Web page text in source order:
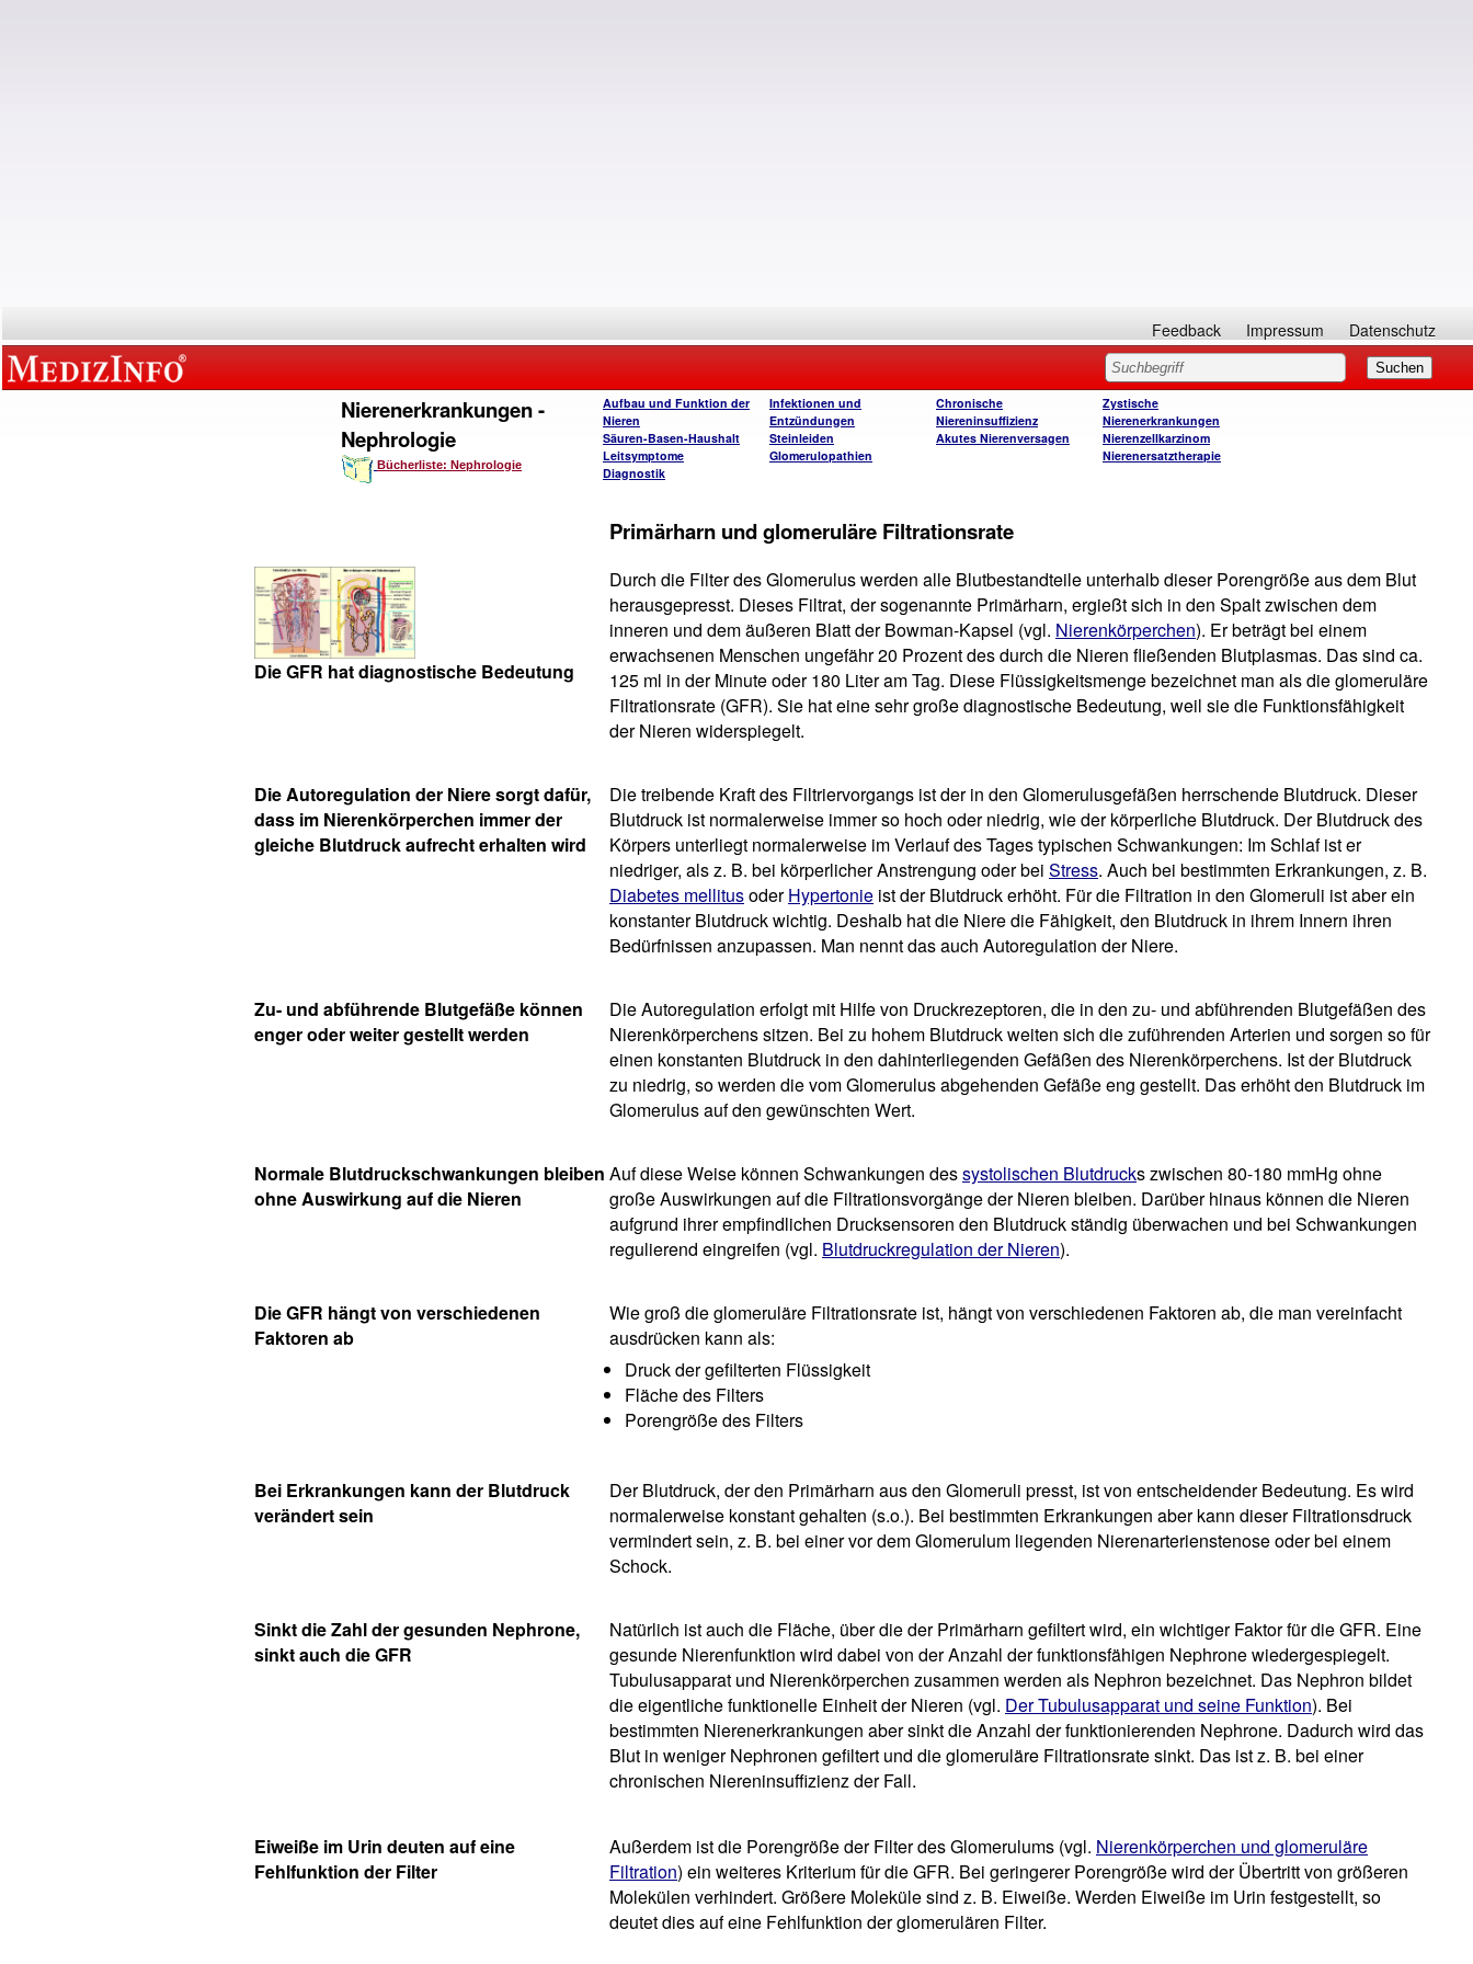
Feedback Impressum Datenschutz
Nierenerkrankungen -
Nephrologie
Bücherliste: Nephrologie
Aufbau und Funktion der
Nieren
Säuren-Basen-Haushalt
Leitsymptome
Diagnostik
Infektionen und
Entzündungen
Steinleiden
Glomerulopathien
Chronische
Niereninsuffizienz
Akutes Nierenversagen
Zystische
Nierenerkrankungen
Nierenzellkarzinom
Nierenersatztherapie
Primärharn und glomeruläre Filtrationsrate
Die GFR hat diagnostische Bedeutung
Durch die Filter des Glomerulus werden alle Blutbestandteile unterhalb dieser Porengröße aus dem Blut
herausgepresst. Dieses Filtrat, der sogenannte Primärharn, ergießt sich in den Spalt zwischen dem
inneren und dem äußeren Blatt der Bowman-Kapsel (vgl. Nierenkörperchen). Er beträgt bei einem
erwachsenen Menschen ungefähr 20 Prozent des durch die Nieren fließenden Blutplasmas. Das sind ca.
125 ml in der Minute oder 180 Liter am Tag. Diese Flüssigkeitsmenge bezeichnet man als die glomeruläre
Filtrationsrate (GFR). Sie hat eine sehr große diagnostische Bedeutung, weil sie die Funktionsfähigkeit
der Nieren widerspiegelt.
Die Autoregulation der Niere sorgt dafür,
dass im Nierenkörperchen immer der
gleiche Blutdruck aufrecht erhalten wird
Die treibende Kraft des Filtriervorgangs ist der in den Glomerulusgefäßen herrschende Blutdruck. Dieser
Blutdruck ist normalerweise immer so hoch oder niedrig, wie der körperliche Blutdruck. Der Blutdruck des
Körpers unterliegt normalerweise im Verlauf des Tages typischen Schwankungen: Im Schlaf ist er
niedriger, als z. B. bei körperlicher Anstrengung oder bei Stress. Auch bei bestimmten Erkrankungen, z. B.
Diabetes mellitusoderHypertonie ist der Blutdruck erhöht. Für die Filtration in den Glomeruli ist aber ein
konstanter Blutdruck wichtig. Deshalb hat die Niere die Fähigkeit, den Blutdruck in ihrem Innern ihren
Bedürfnissen anzupassen. Man nennt das auch Autoregulation der Niere.
Zu- und abführende Blutgefäße können
enger oder weiter gestellt werden
Die Autoregulation erfolgt mit Hilfe von Druckrezeptoren, die in den zu- und abführenden Blutgefäßen des
Nierenkörperchens sitzen. Bei zu hohem Blutdruck weiten sich die zuführenden Arterien und sorgen so für
einen konstanten Blutdruck in den dahinterliegenden Gefäßen des Nierenkörperchens. Ist der Blutdruck
zu niedrig, so werden die vom Glomerulus abgehenden Gefäße eng gestellt. Das erhöht den Blutdruck im
Glomerulus auf den gewünschten Wert.
Normale Blutdruckschwankungen bleiben
ohne Auswirkung auf die Nieren
Auf diese Weise können Schwankungen dessystolischen Blutdrucks zwischen 80-180 mmHg ohne
große Auswirkungen auf die Filtrationsvorgänge der Nieren bleiben. Darüber hinaus können die Nieren
aufgrund ihrer empfindlichen Drucksensoren den Blutdruck ständig überwachen und bei Schwankungen
regulierend eingreifen (vgl. Blutdruckregulation der Nieren).
Die GFR hängt von verschiedenen
Faktoren ab
Wie groß die glomeruläre Filtrationsrate ist, hängt von verschiedenen Faktoren ab, die man vereinfacht
ausdrücken kann als:
Druck der gefilterten Flüssigkeit
Fläche des Filters
Porengröße des Filters
Bei Erkrankungen kann der Blutdruck
verändert sein
Der Blutdruck, der den Primärharn aus den Glomeruli presst, ist von entscheidender Bedeutung. Es wird
normalerweise konstant gehalten (s.o.). Bei bestimmten Erkrankungen aber kann dieser Filtrationsdruck
vermindert sein, z. B. bei einer vor dem Glomerulum liegenden Nierenarterienstenose oder bei einem
Schock.
Sinkt die Zahl der gesunden Nephrone,
sinkt auch die GFR
Natürlich ist auch die Fläche, über die der Primärharn gefiltert wird, ein wichtiger Faktor für die GFR. Eine
gesunde Nierenfunktion wird dabei von der Anzahl der funktionsfähigen Nephrone wiedergespiegelt.
Tubulusapparat und Nierenkörperchen zusammen werden als Nephron bezeichnet. Das Nephron bildet
die eigentliche funktionelle Einheit der Nieren (vgl. Der Tubulusapparat und seine Funktion). Bei
bestimmten Nierenerkrankungen aber sinkt die Anzahl der funktionierenden Nephrone. Dadurch wird das
Blut in weniger Nephronen gefiltert und die glomeruläre Filtrationsrate sinkt. Das ist z. B. bei einer
chronischen Niereninsuffizienz der Fall.
Eiweiße im Urin deuten auf eine
Fehlfunktion der Filter
Außerdem ist die Porengröße der Filter des Glomerulums (vgl. Nierenkörperchen und glomeruläre
Filtration) ein weiteres Kriterium für die GFR. Bei geringerer Porengröße wird der Übertritt von größeren
Molekülen verhindert. Größere Moleküle sind z. B. Eiweiße. Werden Eiweiße im Urin festgestellt, so
deutet dies auf eine Fehlfunktion der glomerulären Filter.